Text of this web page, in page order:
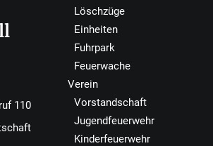
110
Löschzüge
Einheiten
Fuhrpark
Feuerwache
Verein
Vorstandschaft
Jugendfeuerwehr
Kinderfeuerwehr